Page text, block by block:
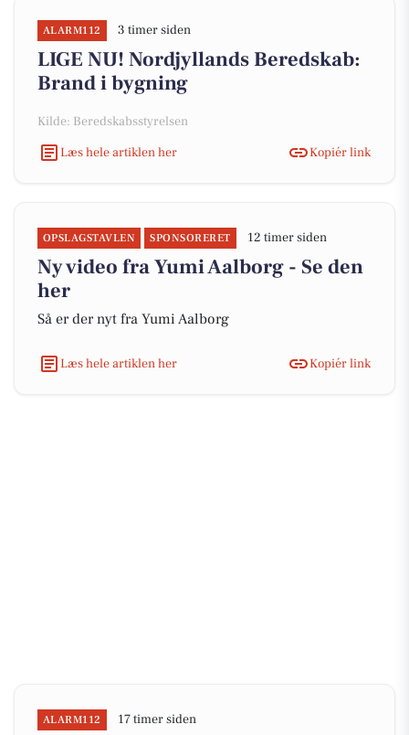
ALARM112 3 timer siden
LIGE NU! Nordjyllands Beredskab:
Brand i bygning
Kilde: Beredskabsstyrelsen
Læs hele artiklen her
Kopiér link
OPSLAGSTAVLEN SPONSORERET 12 timer siden
Ny video fra Yumi Aalborg - Se den
her
Så er der nyt fra Yumi Aalborg
Læs hele artiklen her Kopiér link
ALARM112 17 timer siden